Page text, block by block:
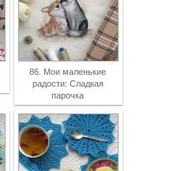
86. Мои маленькие
радости: Сладкая
парочка